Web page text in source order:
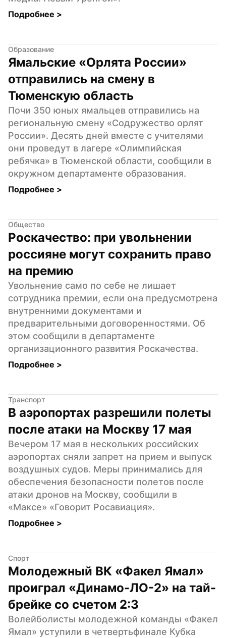
Подробнее >
Образование
Ямальские «Орлята России»
отправились на смену в
Тюменскую область
Почи 350 юных ямальцев отправились на
региональную смену «Содружество орлят
России». Десять дней вместе с учителями
они проведут в лагере «Олимпийская
ребячка» в Тюменской области, сообщили в
окружном департаменте образования.
Подробнее >
Общество
Роскачество: при увольнении
россияне могут сохранить право
на премию
Увольнение само по себе не лишает
сотрудника премии, если она предусмотрена
внутренними документами и
предварительными договоренностями. Об
этом сообщили в департаменте
организационного развития Роскачества.
Подробнее >
Транспорт
В аэропортах разрешили полеты
после атаки на Москву 17 мая
Вечером 17 мая в нескольких российских
аэропортах сняли запрет на прием и выпуск
воздушных судов. Меры принимались для
обеспечения безопасности полетов после
атаки дронов на Москву, сообщили в
«Максе» «Говорит Росавиация».
Подробнее >
Спорт
Молодежный ВК «Факел Ямал»
проиграл «Динамо-ЛО-2» на тай-
брейке со счетом 2:3
Волейболисты молодежной команды «Факел
Ямал» уступили в четвертьфинале Кубка